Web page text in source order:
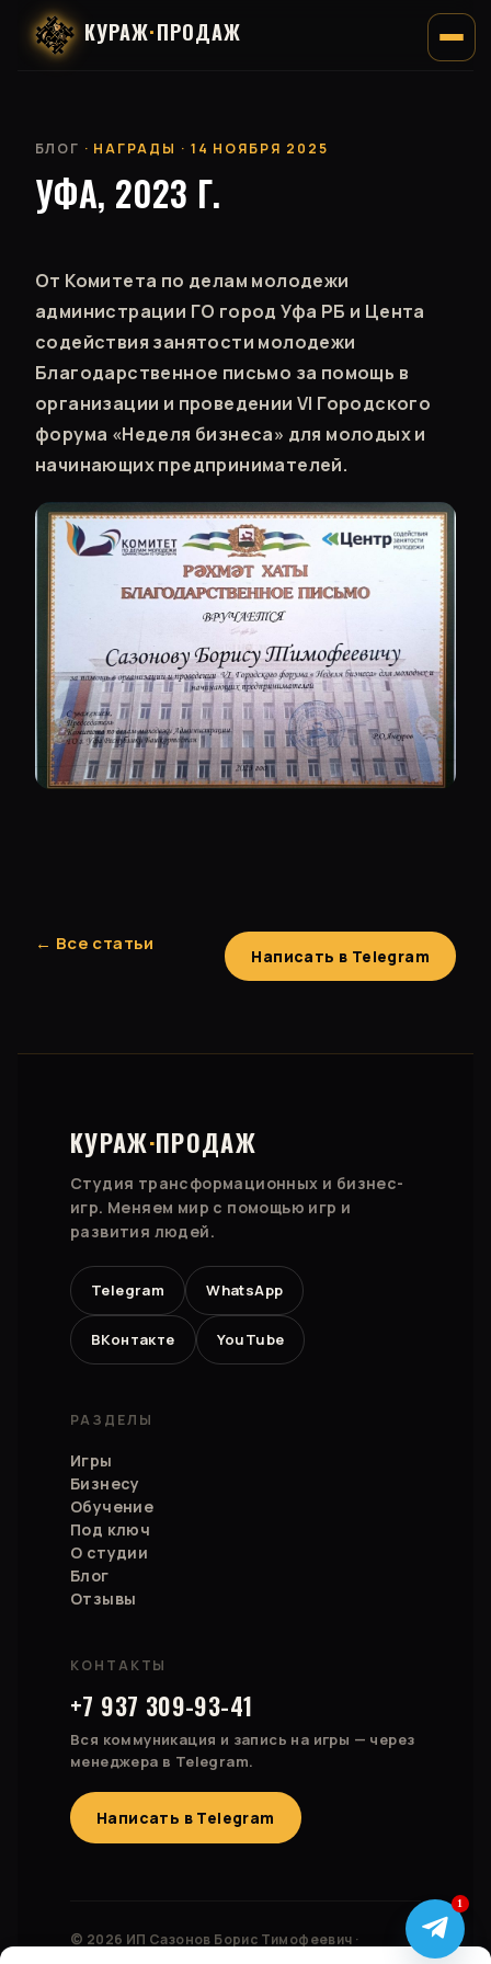
КУРАЖ·ПРОДАЖ
БЛОГ · НАГРАДЫ · 14 НОЯБРЯ 2025
УФА, 2023 Г.
От Комитета по делам молодежи
администрации ГО город Уфа РБ и Цента
содействия занятости молодежи
Благодарственное письмо за помощь в
организации и проведении VI Городского
форума «Неделя бизнеса» для молодых и
начинающих предпринимателей.
← Все статьи
Написать в Telegram
КУРАЖ·ПРОДАЖ
Студия трансформационных и бизнес-
игр. Меняем мир с помощью игр и
развития людей.
Telegram WhatsApp
ВКонтакте YouTube
РАЗДЕЛЫ
Игры
Бизнесу
Обучение
Под ключ
О студии
Блог
Отзывы
КОНТАКТЫ
+7 937 309-93-41
Вся коммуникация и запись на игры — через
менеджера в Telegram.
Написать в Telegram
© 2026 ИП Сазонов Борис Тимофеевич ·
1